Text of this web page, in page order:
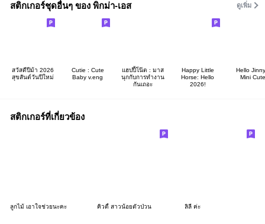
สติกเกอร์ชุดอื่นๆ ของ พิกม่า-เอส ดูเพิ่ม
สวัสดีปีม้า 2026
สุขสันต์วันปีใหม่
Cutie : Cute
Baby v.eng
แฮปปี้โน๊ต : มาส
นุกกับการทำงาน
กันเถอะ
Happy Little
Horse: Hello
2026!
Hello
Mini Cute
สติกเกอร์ที่เกี่ยวข้อง
ลูกไม้ เอาใจช่วยนะคะ คิวตี้ สาวน้อยตัวป่วน ลิลี่ ค่ะ